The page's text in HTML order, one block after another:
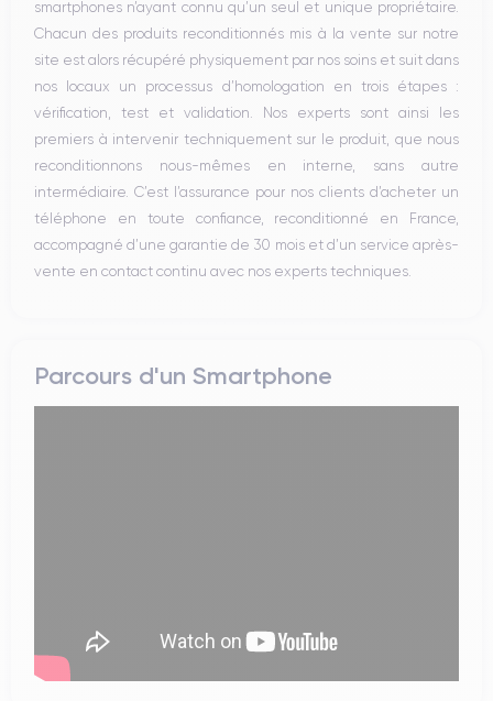
smartphones n’ayant connu qu’un seul et unique propriétaire.
Chacun des produits reconditionnés mis à la vente sur notre
site est alors récupéré physiquement par nos soins et suit dans
nos locaux un processus d’homologation en trois étapes :
vérification, test et validation. Nos experts sont ainsi les
premiers à intervenir techniquement sur le produit, que nous
reconditionnons nous-mêmes en interne, sans autre
intermédiaire. C’est l’assurance pour nos clients d’acheter un
téléphone en toute confiance, reconditionné en France,
accompagné d’une garantie de 30 mois et d’un service après-
vente en contact continu avec nos experts techniques.
Parcours d'un Smartphone